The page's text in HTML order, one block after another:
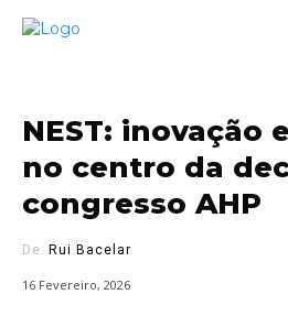
NEST: inovação
no centro da
congresso AHP
De: Rui Bacelar
16 Fevereiro, 2026